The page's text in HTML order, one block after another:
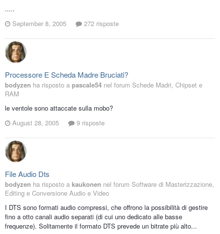
.....
September 8, 2005
272 risposte
Processore E Scheda Madre Bruciati?
bodyzen ha risposto a pascale54 nel forum Schede Madri, Chipset e
RAM
le ventole sono attaccate sulla mobo?
August 28, 2005
9 risposte
File Audio Dts
bodyzen ha risposto a kaukonen nel forum Software di Masterizzazione,
Editing e Conversione Audio e Video
I DTS sono formati audio compressi, che offrono la possibilità di gestire
fino a otto canali audio separati (di cui uno dedicato alle basse
frequenze). Solitamente il formato DTS prevede un bitrate più alto...